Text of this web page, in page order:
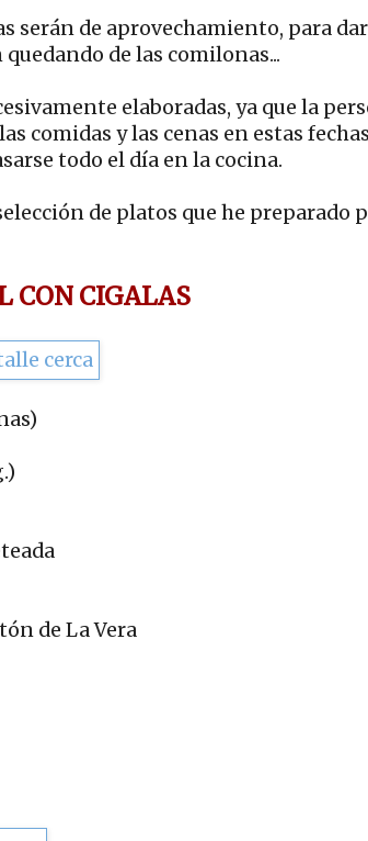
serán de aprovechamiento, para
de las comilonas...
elaboradas, ya que la
comidas y las cenas en estas
todo el día en la cocina.
de platos que he preparado
CON CIGALAS
de La Vera